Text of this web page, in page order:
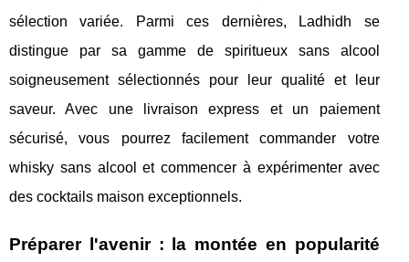
sélection variée. Parmi ces dernières, Ladhidh se
distingue par sa gamme de spiritueux sans alcool
soigneusement sélectionnés pour leur qualité et leur
saveur. Avec une livraison express et un paiement
sécurisé, vous pourrez facilement commander votre
whisky sans alcool et commencer à expérimenter avec
des cocktails maison exceptionnels.
Préparer l'avenir : la montée en popularité